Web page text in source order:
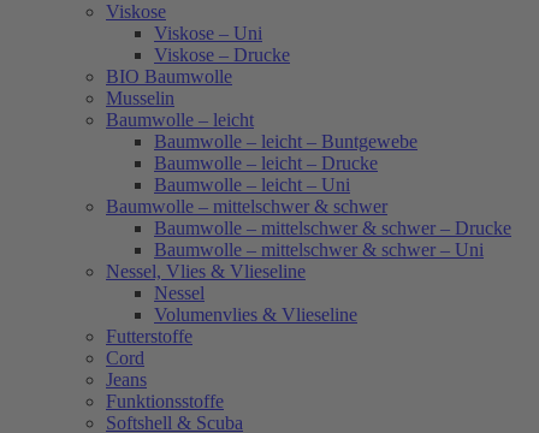
Viskose
Viskose – Uni
Viskose – Drucke
BIO Baumwolle
Musselin
Baumwolle – leicht
Baumwolle – leicht – Buntgewebe
Baumwolle – leicht – Drucke
Baumwolle – leicht – Uni
Baumwolle – mittelschwer & schwer
Baumwolle – mittelschwer & schwer – Drucke
Baumwolle – mittelschwer & schwer – Uni
Nessel, Vlies & Vlieseline
Nessel
Volumenvlies & Vlieseline
Futterstoffe
Cord
Jeans
Funktionsstoffe
Softshell & Scuba